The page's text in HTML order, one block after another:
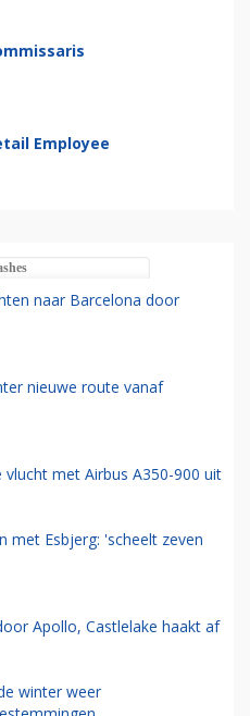
Employee
naar Barcelona door
nieuwe route vanaf
met Airbus A350-900 uit
met Esbjerg: 'scheelt zeven
Apollo, Castlelake haakt af
winter weer